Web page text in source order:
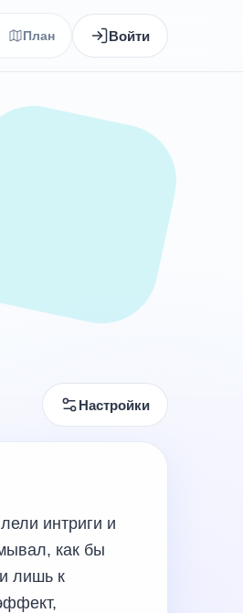
План Войти
Настройки
интриги и
как бы
лишь к